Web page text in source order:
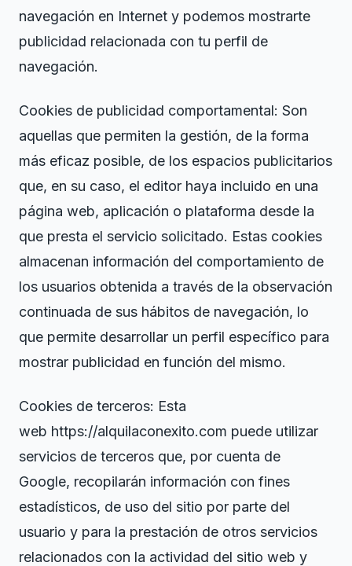
navegación en Internet y podemos mostrarte
publicidad relacionada con tu perfil de
navegación.
Cookies de publicidad comportamental: Son
aquellas que permiten la gestión, de la forma
más eficaz posible, de los espacios publicitarios
que, en su caso, el editor haya incluido en una
página web, aplicación o plataforma desde la
que presta el servicio solicitado. Estas cookies
almacenan información del comportamiento de
los usuarios obtenida a través de la observación
continuada de sus hábitos de navegación, lo
que permite desarrollar un perfil específico para
mostrar publicidad en función del mismo.
Cookies de terceros: Esta
web https://alquilaconexito.com puede utilizar
servicios de terceros que, por cuenta de
Google, recopilarán información con fines
estadísticos, de uso del sitio por parte del
usuario y para la prestación de otros servicios
relacionados con la actividad del sitio web y